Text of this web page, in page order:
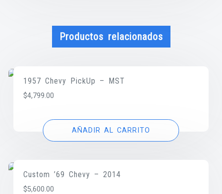
Productos relacionados
1957 Chevy PickUp – MST
$4,799.00
AÑADIR AL CARRITO
Custom ’69 Chevy – 2014
$5,600.00